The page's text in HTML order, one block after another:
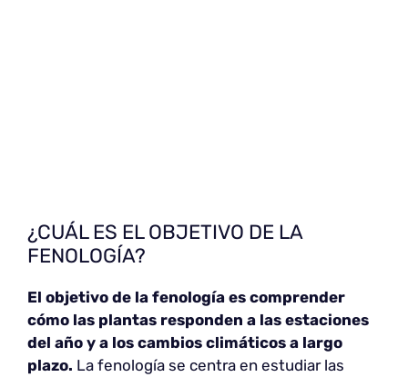
¿CUÁL ES EL OBJETIVO DE LA
FENOLOGÍA?
El objetivo de la fenología es comprender
cómo las plantas responden a las estaciones
del año y a los cambios climáticos a largo
plazo. La fenología se centra en estudiar las